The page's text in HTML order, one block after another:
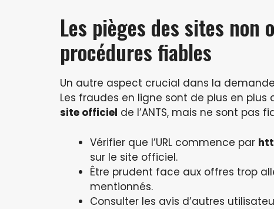
Les pièges des sites
procédures fiables
Un autre aspect crucial dans la
Les fraudes en ligne sont de plus en
site officiel de l’ANTS, mais ne sont pas
Vérifier que l’URL commence par
sur le site officiel.
Être prudent face aux offres trop
mentionnés.
Consulter les avis d’autres